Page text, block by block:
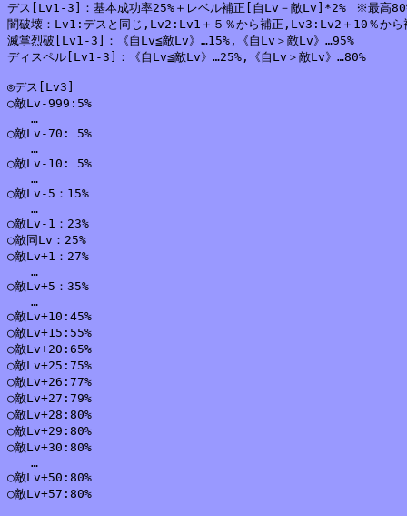
デス[Lv1-3]：基本成功率25%＋レベル補正[自Lv－敵Lv]*2%	※最高80%,最低5%
闇破壊：Lv1:デスと同じ,Lv2:Lv1＋５％から補正,Lv3:Lv2＋10％から補正	※最高80%,最
滅掌烈破[Lv1-3]：《自Lv≦敵Lv》…15%,《自Lv＞敵Lv》…95%
ディスペル[Lv1-3]：《自Lv≦敵Lv》…25%,《自Lv＞敵Lv》…80%
◎デス[Lv3]
○敵Lv-999:5%
…
○敵Lv-70: 5%
…
○敵Lv-10: 5%
…
○敵Lv-5：15%
…
○敵Lv-1：23%
○敵同Lv：25%
○敵Lv+1：27%
…
○敵Lv+5：35%
…
○敵Lv+10:45%
○敵Lv+15:55%
○敵Lv+20:65%
○敵Lv+25:75%
○敵Lv+26:77%
○敵Lv+27:79%
○敵Lv+28:80%
○敵Lv+29:80%
○敵Lv+30:80%
…
○敵Lv+50:80%
○敵Lv+57:80%